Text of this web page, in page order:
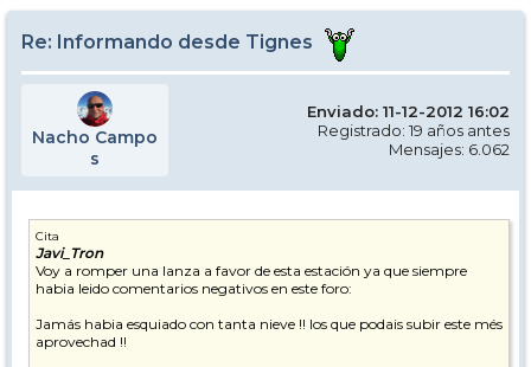
Re: Informando desde Tignes
Nacho Campo
s
Enviado: 11-12-2012 16:02
Registrado: 19 años antes
Mensajes: 6.062
Cita
Javi_Tron
Voy a romper una lanza a favor de esta estación ya que siempre
habia leido comentarios negativos en este foro:
Jamás habia esquiado con tanta nieve !! los que podais subir este més
aprovechad !!